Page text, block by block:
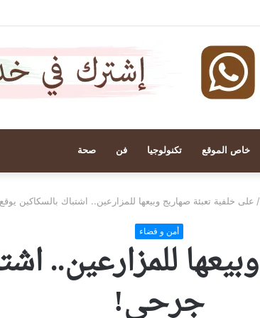
خاص الموقع تكنولوجيا فن صحة
/ على خلفية تعبئة صهاريج وبيعها للمزارعين.. اشتباك بالسكاكين يوقع 5 جرحى!
أمن و قضاء
جرحى!